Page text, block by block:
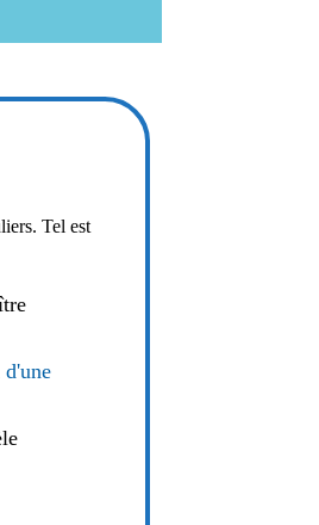
Tel est
d'une